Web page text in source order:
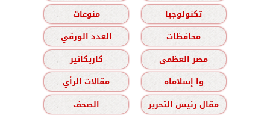
تكنولوجيا
منوعات
محافظات
العدد الورقي
مصر العظمى
كاريكاتير
وا إسلاماه
مقالات الرأي
مقال رئيس التحرير
الصحف